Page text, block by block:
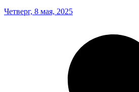
Четверг, 8 мая, 2025